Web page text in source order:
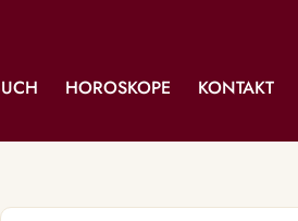
HOROSKOPE KONTAKT